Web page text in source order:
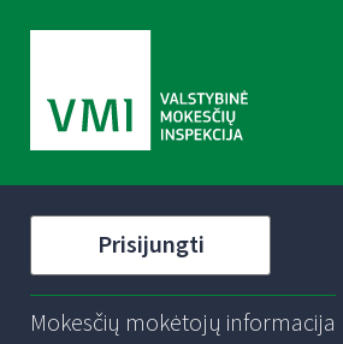
Prisijungti
Mokesčių mokėtojų informacija